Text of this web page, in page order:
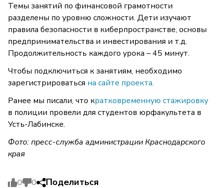
Темы занятий по финансовой грамотности
разделены по уровню сложности. Дети изучают
правила безопасности в киберпространстве, основы
предпринимательства и инвестирования и т.д.
Продолжительность каждого урока – 45 минут.
Чтобы подключиться к занятиям, необходимо
зарегистрироваться на сайте проекта.
Ранее мы писали, что кратковременную стажировку
в полиции провели для студентов юрфакультета в
Усть-Лабинске.
Фото: пресс-служба администрации Краснодарского
края
0 0 Поделиться